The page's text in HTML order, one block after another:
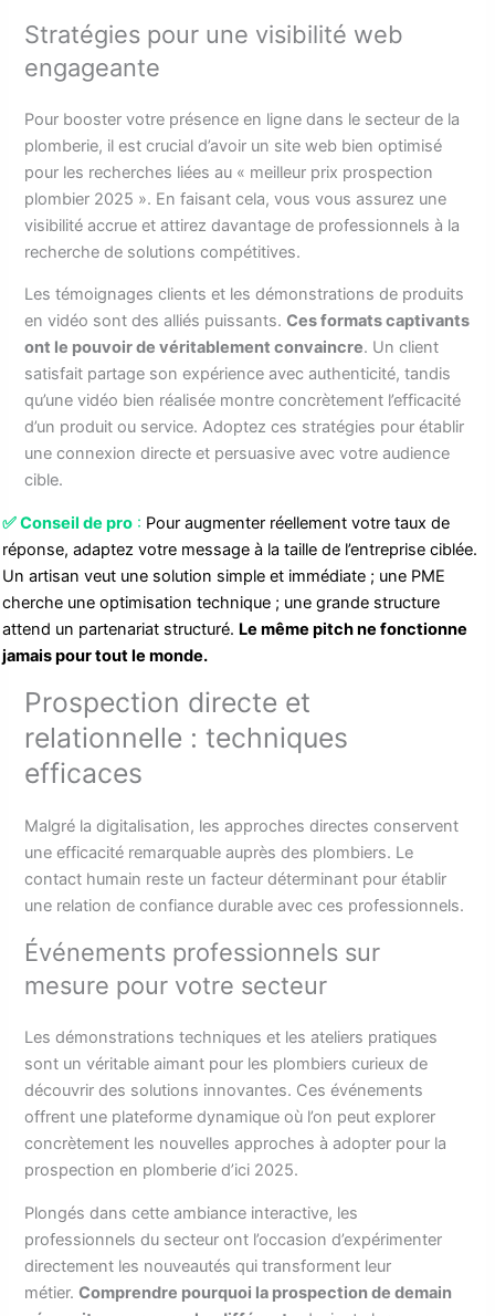
Stratégies pour une visibilité web
engageante
Pour booster votre présence en ligne dans le secteur de la
plomberie, il est crucial d’avoir un site web bien optimisé
pour les recherches liées au « meilleur prix prospection
plombier 2025 ». En faisant cela, vous vous assurez une
visibilité accrue et attirez davantage de professionnels à la
recherche de solutions compétitives.
Les témoignages clients et les démonstrations de produits
en vidéo sont des alliés puissants.Ces formats captivants
ont le pouvoir de véritablement convaincre. Un client
satisfait partage son expérience avec authenticité, tandis
qu’une vidéo bien réalisée montre concrètement l’efficacité
d’un produit ou service. Adoptez ces stratégies pour établir
une connexion directe et persuasive avec votre audience
cible.
✅Conseil de pro : Pour augmenter réellement votre taux de
réponse, adaptez votre message à la taille de l’entreprise ciblée.
Un artisan veut une solution simple et immédiate ; une PME
cherche une optimisation technique ; une grande structure
attend un partenariat structuré. Le même pitch ne fonctionne
jamais pour tout le monde.
Prospection directe et
relationnelle : techniques
efficaces
Malgré la digitalisation, les approches directes conservent
une efficacité remarquable auprès des plombiers. Le
contact humain reste un facteur déterminant pour établir
une relation de confiance durable avec ces professionnels.
Événements professionnels sur
mesure pour votre secteur
Les démonstrations techniques et les ateliers pratiques
sont un véritable aimant pour les plombiers curieux de
découvrir des solutions innovantes. Ces événements
offrent une plateforme dynamique où l’on peut explorer
concrètement les nouvelles approches à adopter pour la
prospection en plomberie d’ici 2025.
Plongés dans cette ambiance interactive, les
professionnels du secteur ont l’occasion d’expérimenter
directement les nouveautés qui transforment leur
métier.Comprendre pourquoi la prospection de demain